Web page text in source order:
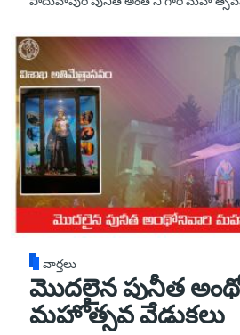
వార్తలు
మొదలైన పునీత
మహోత్సవ వేడుకలు